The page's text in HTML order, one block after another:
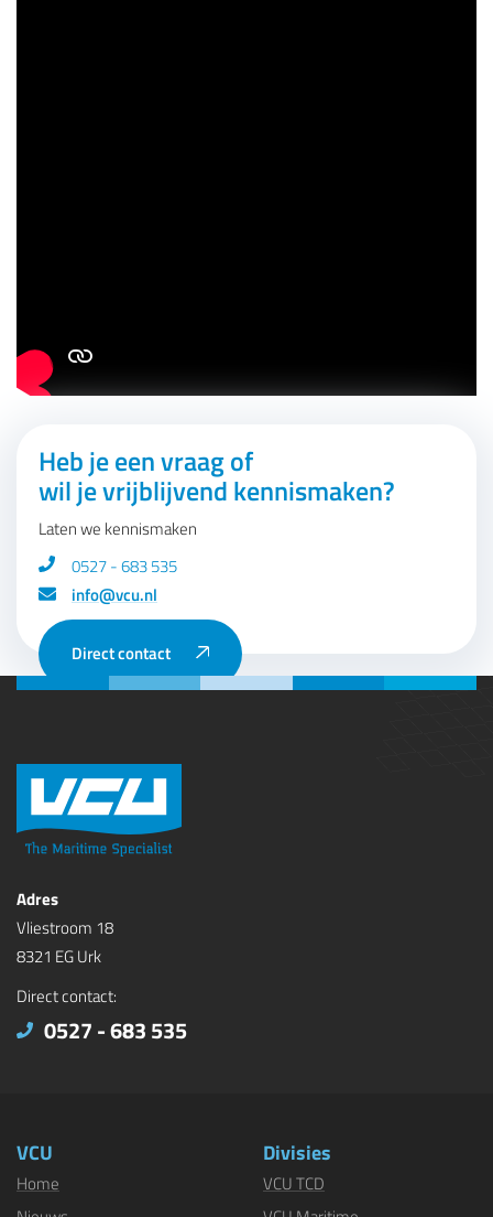
Heb je een vraag of
wil je vrijblijvend kennismaken?
Laten we kennismaken
0527 - 683 535
info@vcu.nl
Direct contact
Adres
Vliestroom 18
8321 EG Urk
Direct contact:
0527 - 683 535
VCU
Home
Divisies
VCU TCD